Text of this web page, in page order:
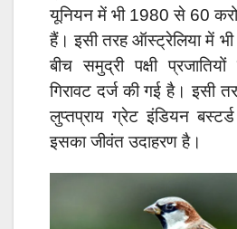
यूनियन में भी 1980 से 60
हैं। इसी तरह ऑस्ट्रेलिया में
बीच समुद्री पक्षी
गिरावट दर्ज की गई है। इसी
लुप्तप्राय ग्रेट इंडियन
इसका जीवंत उदाहरण है।